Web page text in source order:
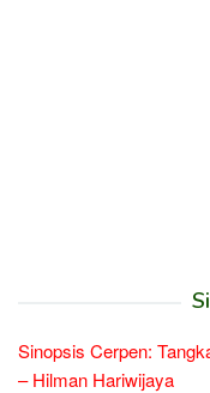
Sinopsis Cerpen:
– Hilman Hariwijaya